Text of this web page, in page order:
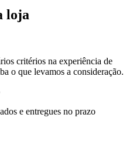
loja
critérios na experiência de
o que levamos a consideração.
e entregues no prazo